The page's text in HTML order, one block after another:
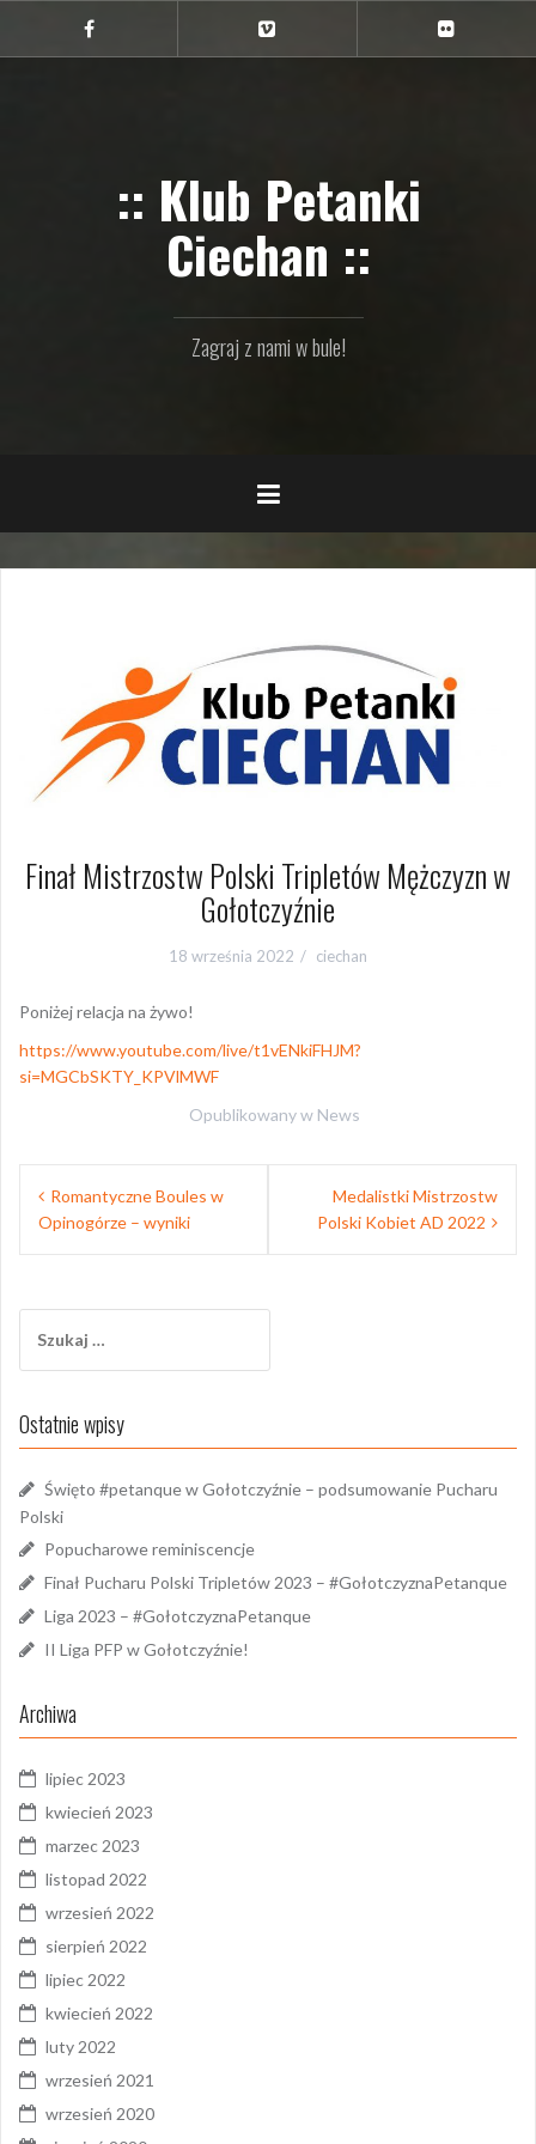
treści
Ciechan
na
na
na
:: Klub Petanki
Ciechan ::
Zagraj z nami w bule!
Finał Mistrzostw Polski Tripletów Mężczyzn w
Gołotczyźnie
18 września 2022 ciechan
Poniżej relacja na żywo!
https://www.youtube.com/live/t1vENkiFHJM?
si=MGCbSKTY_KPVlMWF
Opublikowany w News
Nawigacja
wpisu
Romantyczne Boules w
Opinogórze – wyniki
Medalistki Mistrzostw
Polski Kobiet AD 2022
Ostatnie wpisy
Święto #petanque w Gołotczyźnie – podsumowanie Pucharu
Polski
Popucharowe reminiscencje
Finał Pucharu Polski Tripletów 2023 – #GołotczyznaPetanque
Liga 2023 – #GołotczyznaPetanque
II Liga PFP w Gołotczyźnie!
Archiwa
lipiec 2023
kwiecień 2023
marzec 2023
listopad 2022
wrzesień 2022
sierpień 2022
lipiec 2022
kwiecień 2022
luty 2022
wrzesień 2021
wrzesień 2020